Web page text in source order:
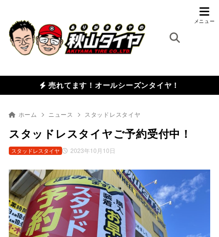
売れてます！オールシーズンタイヤ！
ホーム ニュース スタッドレスタイヤ
スタッドレスタイヤご予約受付中！
2023年10月10日
スタッドレスタイヤ